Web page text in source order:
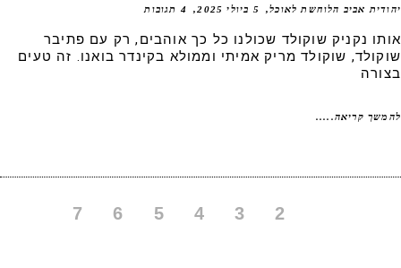
אביב הלוחשת לאוכל 5 ביולי 2025 4 תגובות
נקניק שוקולד שכולנו כל כך אוהבים, רק עם פתיבר
שוקולד מריק אמיתי וממולא בקינדר בואנו. זה טעים
קריאה.....